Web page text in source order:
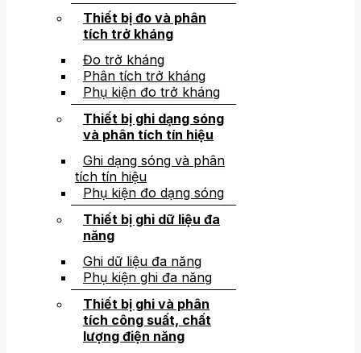
Thiết bị đo và phân
tích trở kháng
Đo trở kháng
Phân tích trở kháng
Phụ kiện đo trở kháng
Thiết bị ghi dạng sóng
và phân tích tín hiệu
Ghi dạng sóng và phân
tích tín hiệu
Phụ kiện đo dạng sóng
Thiết bị ghi dữ liệu đa
năng
Ghi dữ liệu đa năng
Phụ kiện ghi đa năng
Thiết bị ghi và phân
tích công suất, chất
lượng điện năng